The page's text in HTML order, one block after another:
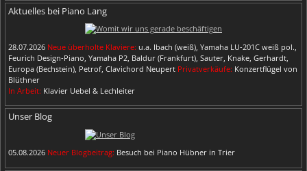
Aktuelles bei Piano Lang
28.07.2026 Neue überholte Klaviere: u.a. Ibach (weiß), Yamaha LU-201C weiß pol.,
Feurich Design-Piano, Yamaha P2, Baldur (Frankfurt), Sauter, Knake, Gerhardt,
Europa (Bechstein), Petrof, Clavichord Neupert Privatverkäufe: Konzertflügel von
Blüthner
In Arbeit: Klavier Uebel & Lechleiter
Unser Blog
05.08.2026 Neuer Blogbeitrag: Besuch bei Piano Hübner in Trier